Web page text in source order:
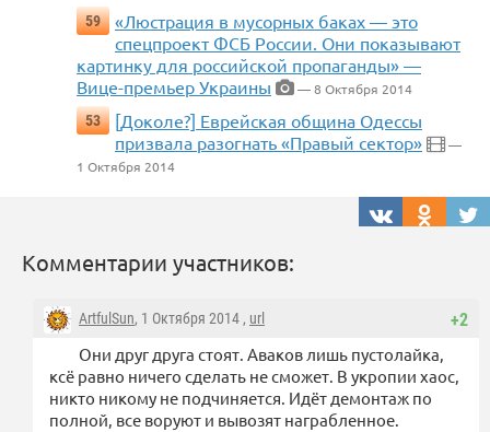
59
«Люстрация в мусорных баках — это
спецпроект ФСБ России. Они показывают
картинку для российской пропаганды» —
Вице-премьер Украины
— 8 Октября 2014
53
[Доколе?] Еврейская община Одессы
призвала разогнать «Правый сектор»
—
1 Октября 2014
Комментарии участников:
+2
ArtfulSun, 1 Октября 2014 , url
Они друг друга стоят. Аваков лишь пустолайка,
ксё равно ничего сделать не сможет. В укропии хаос,
никто никому не подчиняется. Идёт демонтаж по
полной, все воруют и вывозят награбленное.